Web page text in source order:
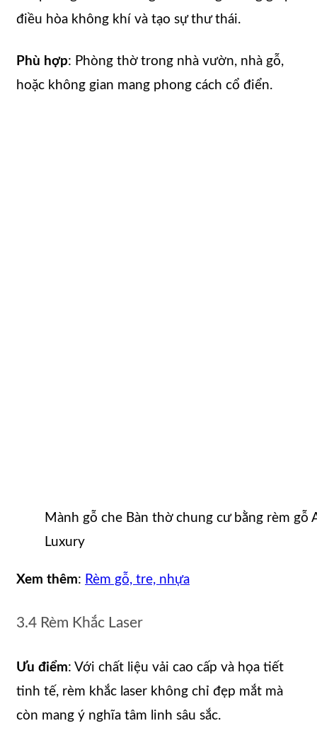
điều hòa không khí và tạo sự thư thái.
Phù hợp: Phòng thờ trong nhà vườn, nhà gỗ,
hoặc không gian mang phong cách cổ điển.
Mành gỗ che Bàn thờ chung cư bằng rèm
Luxury
Xem thêm: Rèm gỗ, tre, nhựa
3.4 Rèm Khắc Laser
Ưu điểm: Với chất liệu vải cao cấp và họa tiết
tinh tế, rèm khắc laser không chỉ đẹp mắt mà
còn mang ý nghĩa tâm linh sâu sắc.